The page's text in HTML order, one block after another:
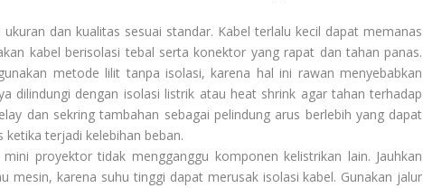
dan kualitas sesuai standar. Kabel terlalu kecil dapat memanas
kabel berisolasi tebal serta konektor yang rapat dan tahan panas.
metode lilit tanpa isolasi, karena hal ini rawan menyebabkan
dilindungi dengan isolasi listrik atau heat shrink agar tahan terhadap
dan sekring tambahan sebagai pelindung arus berlebih yang dapat
terjadi kelebihan beban.
proyektor tidak mengganggu komponen kelistrikan lain. Jauhkan
mesin, karena suhu tinggi dapat merusak isolasi kabel. Gunakan jalur